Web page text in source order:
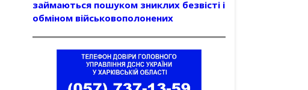
займаються пошуком зниклих безвісті і
обміном військовополонених